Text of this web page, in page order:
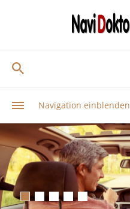
Navigation einblenden